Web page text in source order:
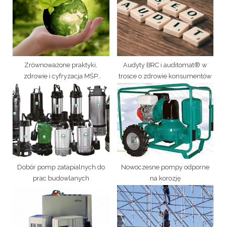
P
o
s
t
:
t
Zrównoważone praktyki,
zdrowie i cyfryzacja MŚP
wspierane przez auditomat®
Audyty BRC i auditomat® w
trosce o zdrowie konsumentów
Dobór pomp zatapialnych do
prac budowlanych
Nowoczesne pompy odporne
na korozję